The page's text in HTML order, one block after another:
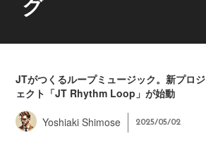
JTがつくるループミュージック。新プロジ
ェクト「JT Rhythm Loop」が始動
Yoshiaki Shimose 2025/05/02